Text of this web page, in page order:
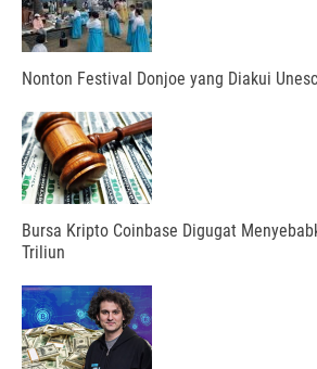
Nonton Festival Donjoe yang Diakui
Bursa Kripto Coinbase Digugat
Triliun